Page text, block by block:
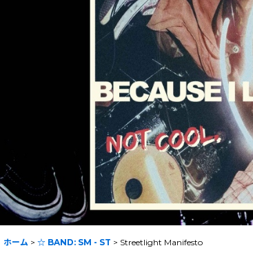
ホーム > ☆ BAND: SM - ST > Streetlight Manifesto